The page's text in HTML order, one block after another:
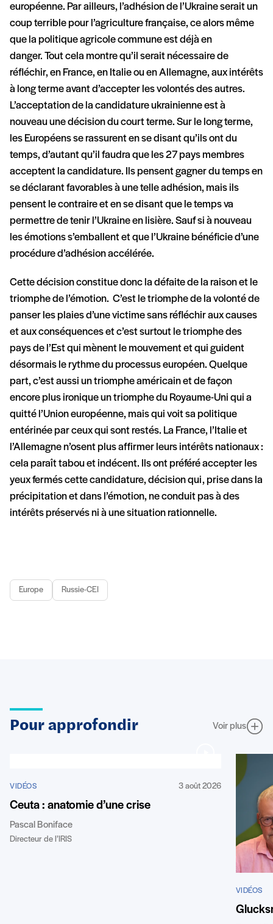
européenne. Par ailleurs, l’adhésion de l’Ukraine serait un
coup terrible pour l’agriculture française, ce alors même
que la politique agricole commune est déjà en
danger. Tout cela montre qu’il serait nécessaire de
réfléchir, en France, en Italie ou en Allemagne, aux intérêts
à long terme avant d’accepter les volontés des autres.
L’acceptation de la candidature ukrainienne est à
nouveau une décision du court terme. Sur le long terme,
les Européens se rassurent en se disant qu’ils ont du
temps, d’autant qu’il faudra que les 27 pays membres
acceptent la candidature. Ils pensent gagner du temps en
se déclarant favorables à une telle adhésion, mais ils
pensent le contraire et en se disant que le temps va
permettre de tenir l’Ukraine en lisière. Sauf si à nouveau
les émotions s’emballent et que l’Ukraine bénéficie d’une
procédure d’adhésion accélérée.
Cette décision constitue donc la défaite de la raison et le
triomphe de l’émotion. C’est le triomphe de la volonté de
panser les plaies d’une victime sans réfléchir aux causes
et aux conséquences et c’est surtout le triomphe des
pays de l’Est qui mènent le mouvement et qui guident
désormais le rythme du processus européen. Quelque
part, c’est aussi un triomphe américain et de façon
encore plus ironique un triomphe du Royaume-Uni qui a
quitté l’Union européenne, mais qui voit sa politique
entérinée par ceux qui sont restés. La France, l’Italie et
l’Allemagne n’osent plus affirmer leurs intérêts nationaux :
cela paraît tabou et indécent. Ils ont préféré accepter les
yeux fermés cette candidature, décision qui, prise dans la
précipitation et dans l’émotion, ne conduit pas à des
intérêts préservés ni à une situation rationnelle.
Europe Russie-CEI
Pour approfondir Voir plus
VIDÉOS 3 août 2026
Ceuta : anatomie d’une crise
Pascal Boniface
Directeur de l’IRIS
VIDÉOS